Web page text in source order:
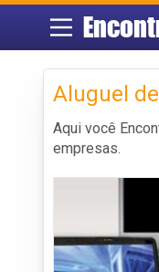
Aluguel
Aqui você
empresas.